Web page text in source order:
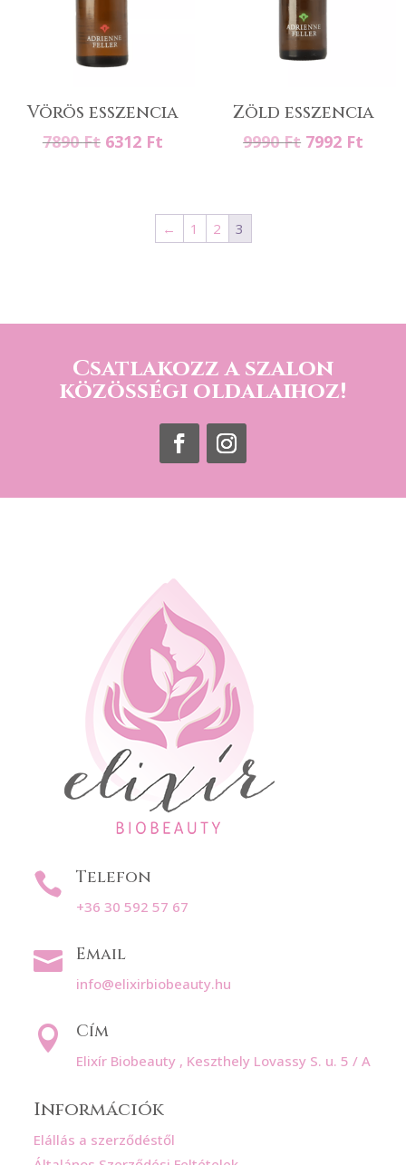
Vörös esszencia
7890Ft Original
7890 Ft.
6312 FtCurrent
6312 Ft.
Zöld esszencia
9990Ft Original
7992 Ft
← 1 2 3
Csatlakozz a szalon
közösségi oldalaihoz!
 Telefon
+36 30 592 57 67
 Email
info@elixirbiobeauty.hu
 Cím
Elixír Biobeauty , Keszthely Lovassy S. u. 5 / A
Információk
Elállás a szerződéstől